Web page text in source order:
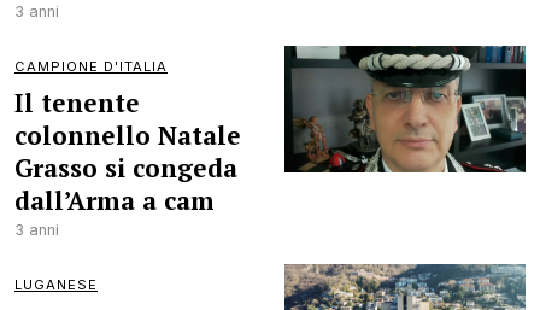
3 anni
CAMPIONE D'ITALIA
Il tenente
colonnello Natale
Grasso si congeda
dall’Arma a cam
3 anni
LUGANESE